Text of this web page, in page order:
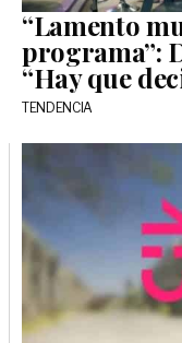
“Lamento
programa”:
“Hay que
TENDENCIA